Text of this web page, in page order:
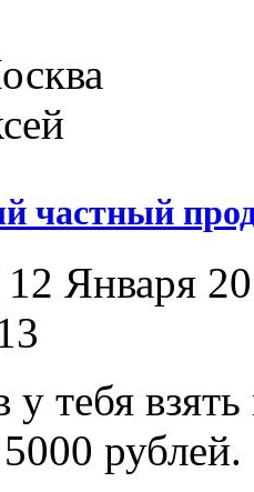
частный
12 Января
у тебя
рублей.